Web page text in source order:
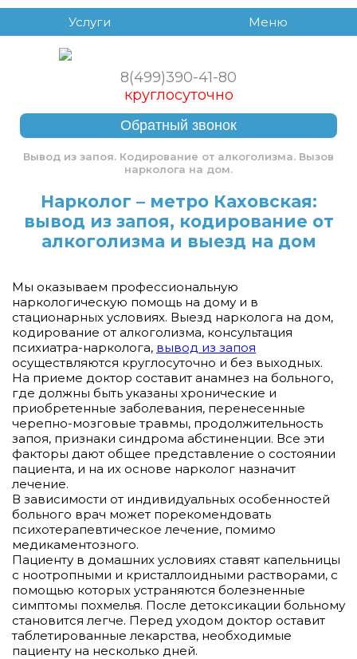
8(499)390-41-80
круглосуточно
Обратный звонок
Услуги Меню
Вывод из запоя. Кодирование от алкоголизма. Вызов
нарколога на дом.
Нарколог – метро Каховская:
вывод из запоя, кодирование от
алкоголизма и выезд на дом
Мы оказываем профессиональную
наркологическую помощь на дому и в
стационарных условиях. Выезд нарколога на дом,
кодирование от алкоголизма, консультация
психиатра-нарколога, вывод из запоя
осуществляются круглосуточно и без выходных.
На приеме доктор составит анамнез на больного,
где должны быть указаны хронические и
приобретенные заболевания, перенесенные
черепно-мозговые травмы, продолжительность
запоя, признаки синдрома абстиненции. Все эти
факторы дают общее представление о состоянии
пациента, и на их основе нарколог назначит
лечение.
В зависимости от индивидуальных особенностей
больного врач может порекомендовать
психотерапевтическое лечение, помимо
медикаментозного.
Пациенту в домашних условиях ставят капельницы
с ноотропными и кристаллоидными растворами, с
помощью которых устраняются болезненные
симптомы похмелья. После детоксикации больному
становится легче. Перед уходом доктор оставит
таблетированные лекарства, необходимые
пациенту на несколько дней.